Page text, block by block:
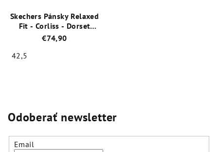
Skechers Pánsky Relaxed
Fit - Corliss - Dorset
210793/NVY
€74,90
42,5
4,8
z
Odoberať newsletter
Email